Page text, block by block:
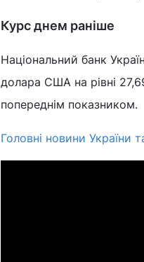
Курс днем раніше
Національний банк
долара США на рівні
попереднім показником.
Головні новини України